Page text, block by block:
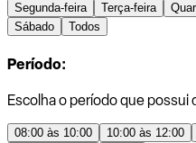
Segunda-feira Terça-feira
Sábado
Todos
Período:
Escolha o período que possui
08:00 às 10:00 10:00 às 12:00